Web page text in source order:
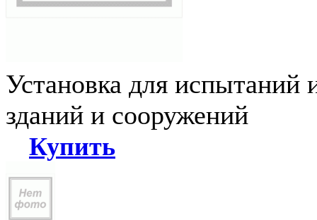
Установка для испытаний
зданий и сооружений
Купить